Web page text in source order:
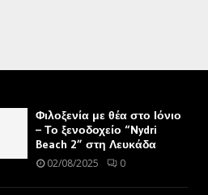
Φιλοξενία με θέα στο Ιόνιο
– Το ξενοδοχείο “Nydri
Beach 2” στη Λευκάδα
02/08/2025 0